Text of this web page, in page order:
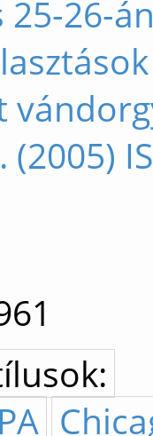
25-26-